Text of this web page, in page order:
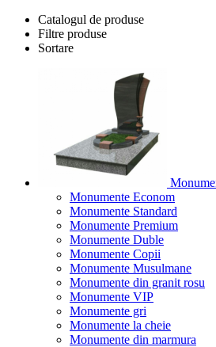
Catalogul de produse
Filtre produse
Sortare
Monumente Econom
Monumente Standard
Monumente Premium
Monumente Duble
Monumente Copii
Monumente Musulmane
Monumente din granit rosu
Monumente VIP
Monumente gri
Monumente la cheie
Monumente din marmura